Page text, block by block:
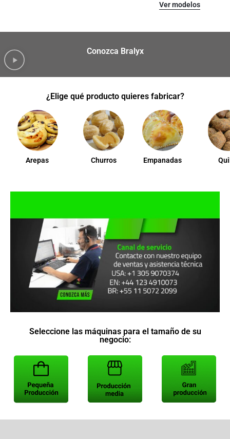
Ver modelos
Conozca Bralyx
¿Elige qué producto quieres fabricar?
Arepas Churros Empanadas
Seleccione las máquinas para el tamaño de su
negocio: